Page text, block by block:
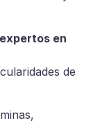
expertos en
de